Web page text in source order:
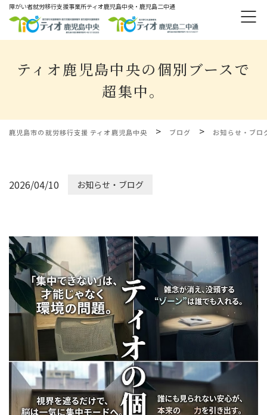
障がい者就労移⾏⽀援事業所ティオ⿅児島中央・鹿児島二中通
ティオ鹿児島中央の個別ブースで
超集中。
鹿児島市の就労移行支援 ティオ鹿児島中央 > ブログ > お知らせ・ブロ
2026/04/10 お知らせ・ブログ